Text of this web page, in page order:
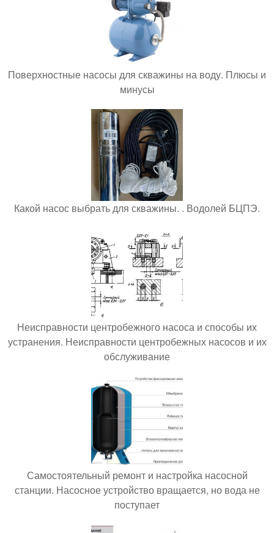
Поверхностные насосы для скважины на воду. Плюсы и
минусы
Какой насос выбрать для скважины. . Водолей БЦПЭ.
Неисправности центробежного насоса и способы их
устранения. Неисправности центробежных насосов и их
обслуживание
Самостоятельный ремонт и настройка насосной
станции. Насосное устройство вращается, но вода не
поступает